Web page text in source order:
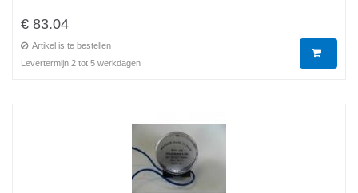
€ 83.04
Artikel is te bestellen
Levertermijn 2 tot 5 werkdagen